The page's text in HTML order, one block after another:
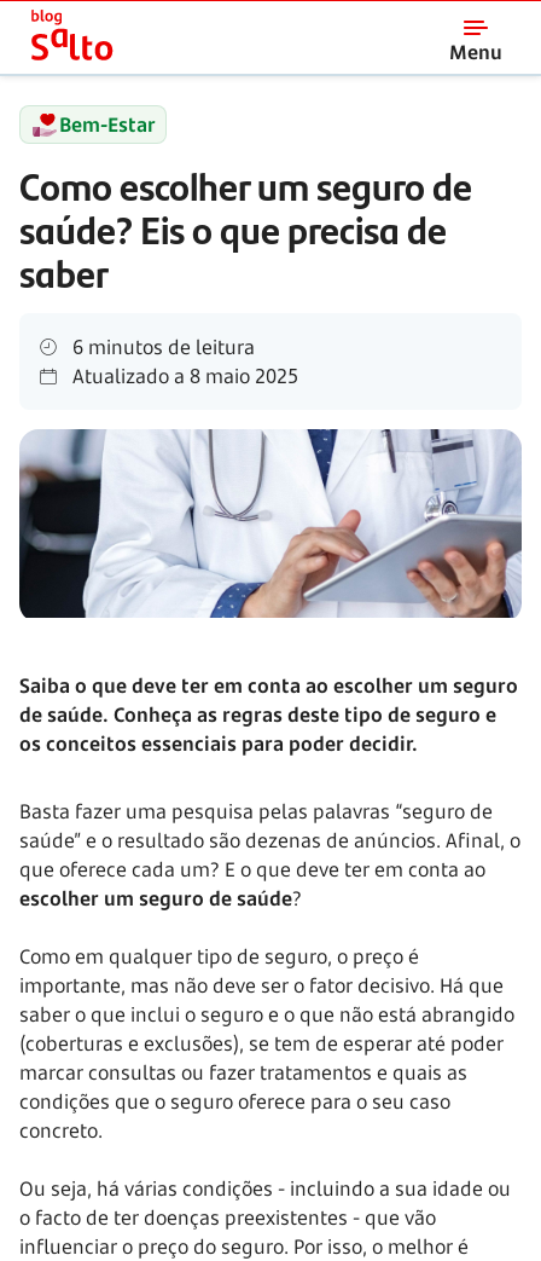
Menu
Salto
Bem-Estar
Como escolher um seguro de
saúde? Eis o que precisa de
saber
6 minutos de leitura
Atualizado a 8 maio 2025
Saiba o que deve ter em conta ao escolher um seguro
de saúde. Conheça as regras deste tipo de seguro e
os conceitos essenciais para poder decidir.
Basta fazer uma pesquisa pelas palavras “seguro de
saúde” e o resultado são dezenas de anúncios. Afinal, o
que oferece cada um? E o que deve ter em conta ao
escolher um seguro de saúde?
Como em qualquer tipo de seguro, o preço é
importante, mas não deve ser o fator decisivo. Há que
saber o que inclui o seguro e o que não está abrangido
(coberturas e exclusões), se tem de esperar até poder
marcar consultas ou fazer tratamentos e quais as
condições que o seguro oferece para o seu caso
concreto.
Ou seja, há várias condições - incluindo a sua idade ou
o facto de ter doenças preexistentes - que vão
influenciar o preço do seguro. Por isso, o melhor é